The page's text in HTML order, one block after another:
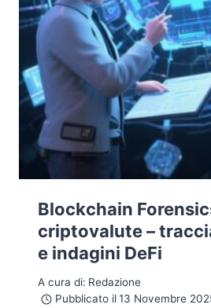
Blockchain
criptovalute –
e indagini DeFi
A cura di: Redazione
Pubblicato il 13 Novembre